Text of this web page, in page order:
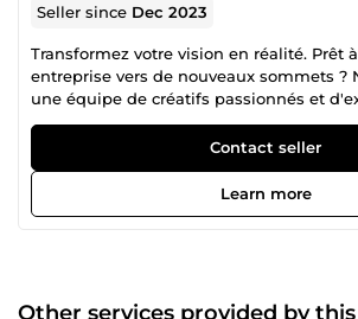
Seller since Dec 2023
Transformez votre vision en réalité. Prêt
entreprise vers de nouveaux sommets ?
une équipe de créatifs passionnés et
données, dédiés à la construction
florissants. Nous ne nous contentons pas
web; nous concevons des expériences
captivantes qui attirent les clients,
conversions et laissent une impression
entreprises; nous bâtissons des
Contact seller
Learn more
Other services provided by